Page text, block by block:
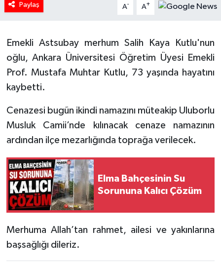
Paylaş A- A+
Emekli Astsubay merhum Salih Kaya Kutlu'nun
oğlu, Ankara Üniversitesi Öğretim Üyesi Emekli
Prof. Mustafa Muhtar Kutlu, 73 yaşında hayatını
kaybetti.
Cenazesi bugün ikindi namazını müteakip Uluborlu
Musluk Camii’nde kılınacak cenaze namazının
ardından ilçe mezarlığında toprağa verilecek.
Elma Bahçesinin Su
Sorununa Kalıcı Çözüm
Merhuma Allah’tan rahmet, ailesi ve yakınlarına
başsağlığı dileriz.
POLİTİKA
RESMİ İLANLAR
Tarihi Yapılarımız
Teknoloji
Türkiye
İletişim